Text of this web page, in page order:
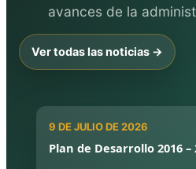
avances de la
Ver todas las noticias →
9 DE JULIO DE 2026
Plan de Desarrollo 2016 –